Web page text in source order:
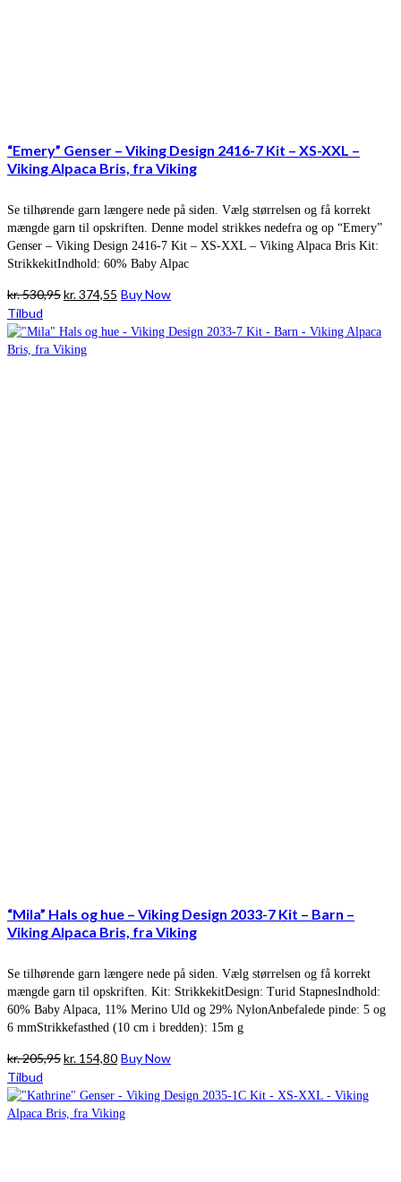
“Emery” Genser – Viking Design 2416-7 Kit – XS-XXL –
Viking Alpaca Bris, fra Viking
Se tilhørende garn længere nede på siden. Vælg størrelsen og få korrekt
mængde garn til opskriften. Denne model strikkes nedefra og op “Emery”
Genser – Viking Design 2416-7 Kit – XS-XXL – Viking Alpaca Bris Kit:
StrikkekitIndhold: 60% Baby Alpac
kr.530,95Den
pris
var:
kr.374,55 Den
pris
Buy Now
Tilbud
“Mila” Hals og hue – Viking Design 2033-7 Kit – Barn –
Viking Alpaca Bris, fra Viking
Se tilhørende garn længere nede på siden. Vælg størrelsen og få korrekt
mængde garn til opskriften. Kit: StrikkekitDesign: Turid StapnesIndhold:
60% Baby Alpaca, 11% Merino Uld og 29% NylonAnbefalede pinde: 5 og
6 mmStrikkefasthed (10 cm i bredden): 15m g
kr.205,95Den
pris
var:
kr. 154,80Den
pris
er:
Buy Now
Tilbud